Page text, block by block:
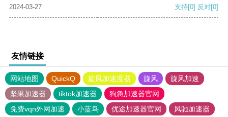
2024-03-27
支持[0] 反对[0]
友情链接
网站地图 QuickQ 旋风加速度器 旋风
旋风加速
坚果加速器
tiktok加速器
狗急加速器官网
免费vqn外网加速
小蓝鸟 优途加速器官网 风驰加速器